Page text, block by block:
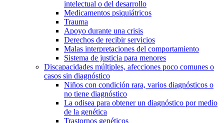
intelectual o del desarrollo
Medicamentos psiquiátricos
Trauma
Apoyo durante una crisis
Derechos de recibir servicios
Malas interpretaciones del comportamiento
Sistema de justicia para menores
Discapacidades múltiples, afecciones poco comunes o
casos sin diagnóstico
Niños con condición rara, varios diagnósticos o
no tiene diagnóstico
La odisea para obtener un diagnóstico por medio
de la genética
Trastornos genéticos